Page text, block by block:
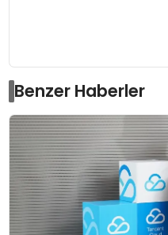
Benzer Haberler